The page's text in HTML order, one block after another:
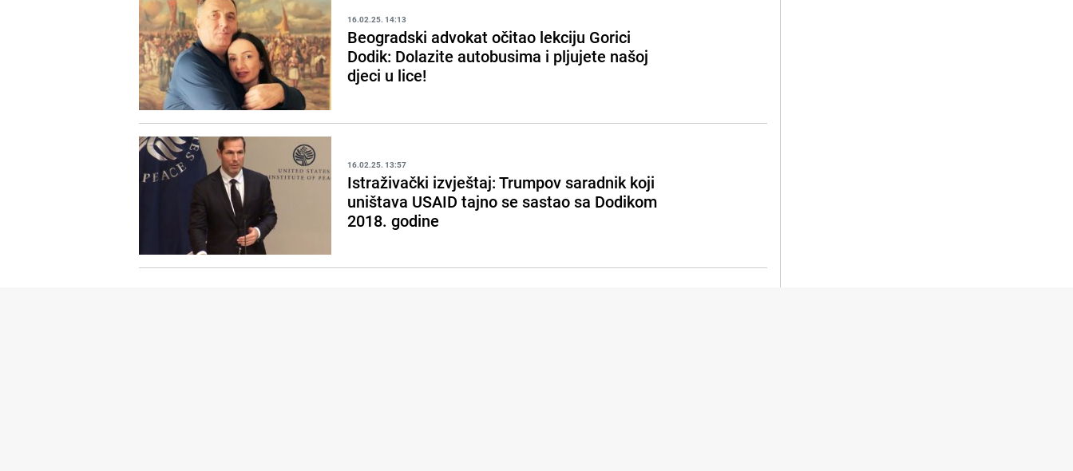
16.02.25. 14:13
Beogradski advokat očitao lekciju Gorici
Dodik: Dolazite autobusima i pljujete našoj
djeci u lice!
16.02.25. 13:57
Istraživački izvještaj: Trumpov saradnik koji
uništava USAID tajno se sastao sa Dodikom
2018. godine